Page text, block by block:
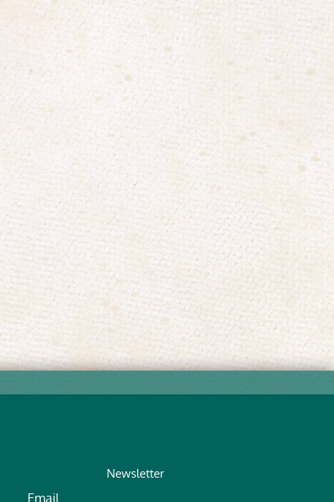
Newsletter
Email